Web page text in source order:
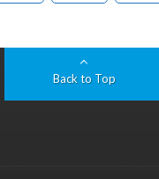
Back to Top